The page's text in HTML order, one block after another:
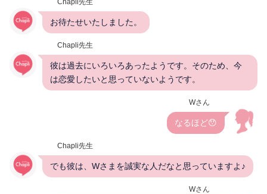
お待たせいたしました。
Chapli先生
彼は過去にいろいろあったようです。そのため、今
は恋愛したいと思っていないようです。
Wさん
なるほど😯
Chapli先生
でも彼は、Wさまを誠実な人だなと思っていますよ♪
Wさん